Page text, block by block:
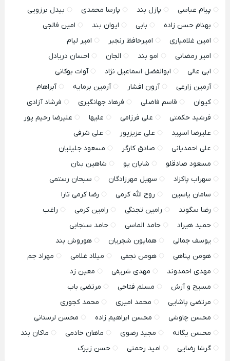
پیام عباسی
پازل بند پارسا محمدی
بیدل برزویی
بهنام حسن زاده
بابی ایوان بند
امین فالجی
امین غلامیاری
امیرحافظ رنجبر
امیر لیام
امیر رمضانی
امو بند الجان
احسان دریادل
ابی عالی
ابوالفضل اسماعیل نژاد
آوات بوکانی
آرمین زارعی
آرون افشار آرمین برمایه
آبراهام
کیوان
قاسم فاضلی فرهاد جهانگیری
فرشاد آزادی
فرشید حکمتی
علی فرزامی علیها
علیرضا رحیم پور
علیرضا اسپید
علی عزیزپور
علی شرفی
علی احمدیانی
صادق کارگر
مسعود جلیلیان
مسعود صادقلو
شایان یو
شاهین بنان
سهراب پاکزاد
سهیل مهرزادگان
سبحان رستمی
سامان یاسین
روح الله کرمی
رضا کرمی تارا
رضا سگوند
رامین تجنگی رامین کرمی
راغب
حمید هیراد
حامد الماسی
حامد سنجابی
یوسف جمالی
همایون شجریان
هوروش بند
هومن پناهی
هومن نجفی میلاد غلامی
مهراد جم
مهدی احمدوند
مهدی شریفی
معین زد
مسیح و آرش
مسلم فتاحی
مرتضی باب
مرتضی پاشایی
محمد امیری
محمد کجوری
محسن چاوشی
محسن ابراهیم زاده
محسن لرستانی
محسن یگانه
مجید رضوی ماهان خادمی
ماکان بند
گرشا رضایی
امید رحمتی حسن زیرک